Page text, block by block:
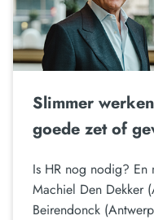
Slimmer
goede zet of
Is HR nog nodig? En
Machiel Den Dekker
Beirendonck